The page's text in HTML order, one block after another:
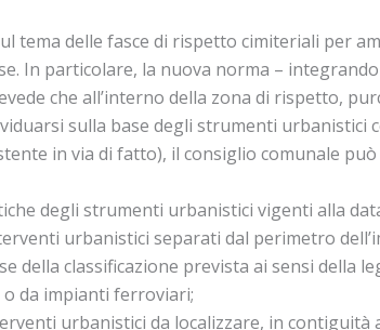
tema delle fasce di rispetto cimiteriali per
In particolare, la nuova norma – integrando
che all’interno della zona di rispetto,
sulla base degli strumenti urbanistici
in via di fatto), il consiglio comunale può
degli strumenti urbanistici vigenti alla
urbanistici separati dal perimetro
della classificazione prevista ai sensi della
da impianti ferroviari;
urbanistici da localizzare, in